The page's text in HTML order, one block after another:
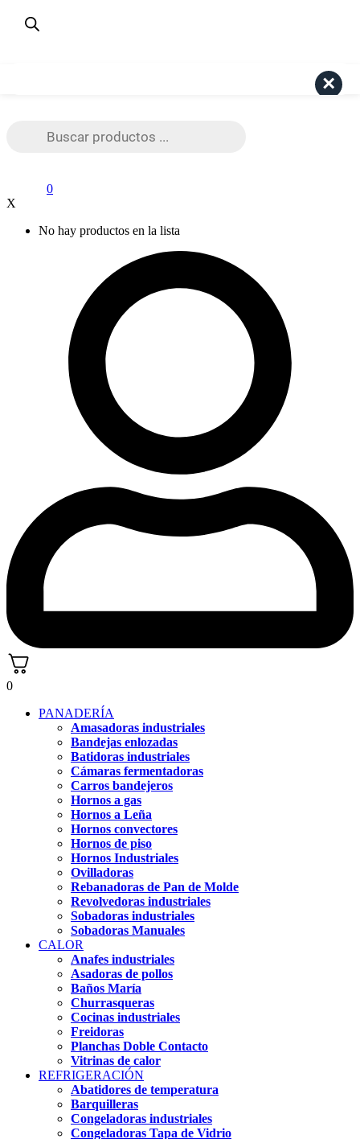
0
X
No hay productos en la lista
0
PANADERÍA
Amasadoras industriales
Bandejas enlozadas
Batidoras industriales
Cámaras fermentadoras
Carros bandejeros
Hornos a gas
Hornos a Leña
Hornos convectores
Hornos de piso
Hornos Industriales
Ovilladoras
Rebanadoras de Pan de Molde
Revolvedoras industriales
Sobadoras industriales
Sobadoras Manuales
CALOR
Anafes industriales
Asadoras de pollos
Baños María
Churrasqueras
Cocinas industriales
Freidoras
Planchas Doble Contacto
Vitrinas de calor
REFRIGERACIÓN
Abatidores de temperatura
Barquilleras
Congeladoras industriales
Congeladoras Tapa de Vidrio